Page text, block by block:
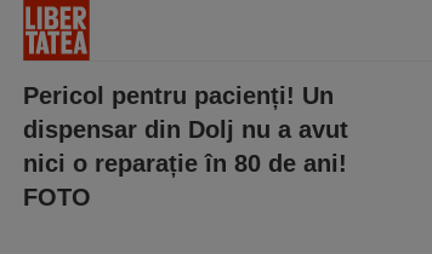
Pericol pentru pacienți! Un
dispensar din Dolj nu a avut
nici o reparație în 80 de ani!
FOTO